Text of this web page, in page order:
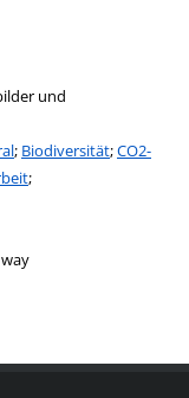
und
; Biodiversität;CO2-
;